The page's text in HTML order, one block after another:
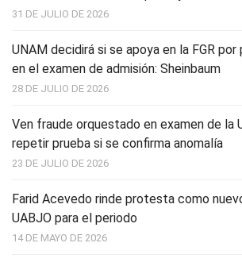
31 DE JULIO DE 2026
UNAM decidirá si se apoya en la FGR
en el examen de admisión: Sheinbaum
28 DE JULIO DE 2026
Ven fraude orquestado en examen de la
repetir prueba si se confirma anomalía
23 DE JULIO DE 2026
Farid Acevedo rinde protesta como
UABJO para el periodo
14 DE MAYO DE 2026